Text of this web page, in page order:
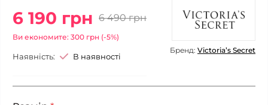
6 190 грн 6 490 грн
Ви економите: 300 грн (-5%)
Наявність: В наявності
Бренд: Victoria’s Secret